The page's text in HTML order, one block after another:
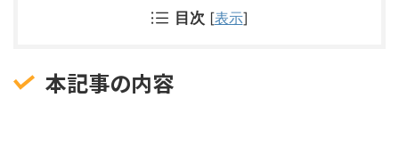
目次 [表示]
本記事の内容